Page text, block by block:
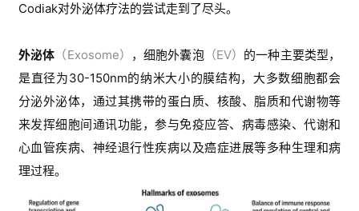
Codiak对外泌体疗法的尝试走到了尽头。
外泌体 （Exosome） ，细胞外囊泡（EV） 的一种主要类型，
是直径为30-150nm的纳米大小的膜结构，大多数细胞都会
分泌外泌体，通过其携带的蛋白质、核酸、脂质和代谢物等
来发挥细胞间通讯功能，参与免疫应答、病毒感染、代谢和
心血管疾病、神经退行性疾病以及癌症进展等多种生理和病
理过程。